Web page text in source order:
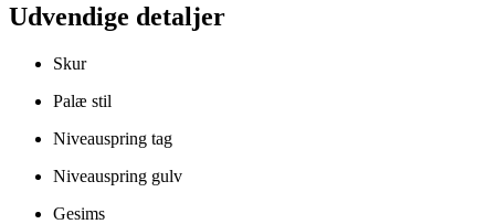
Udvendige detaljer
Skur
Palæ stil
Niveauspring tag
Niveauspring gulv
Gesims